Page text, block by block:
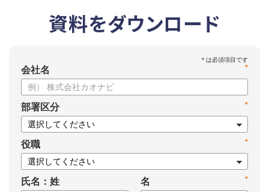
資料をダウンロード
*
会社名
*
部署区分
*
役職
氏名：姓 *
名